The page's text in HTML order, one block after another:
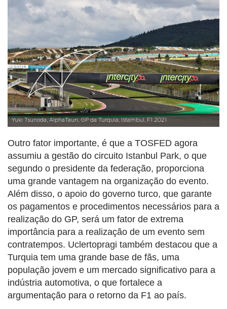
Yuki Tsunoda, AlphaTauri, GP da Turquia, Istambul, F1 2021
Outro fator importante, é que a TOSFED agora
assumiu a gestão do circuito Istanbul Park, o que
segundo o presidente da federação, proporciona
uma grande vantagem na organização do evento.
Além disso, o apoio do governo turco, que garante
os pagamentos e procedimentos necessários para a
realização do GP, será um fator de extrema
importância para a realização de um evento sem
contratempos. Uclertopragi também destacou que a
Turquia tem uma grande base de fãs, uma
população jovem e um mercado significativo para a
indústria automotiva, o que fortalece a
argumentação para o retorno da F1 ao país.